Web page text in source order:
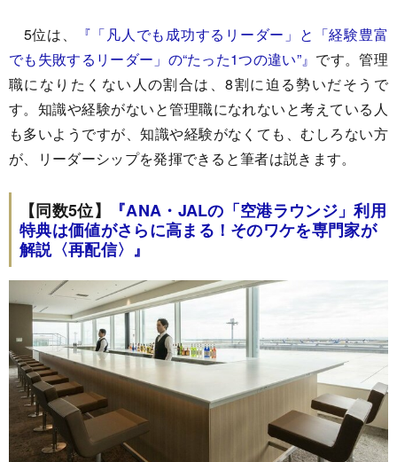
5位は、 『 「凡人でも成功するリーダー」と「経験豊富
でも失敗するリーダー」の“たった1つの違い”』 です。管理
職になりたくない人の割合は、8割に迫る勢いだそうで
す。知識や経験がないと管理職になれないと考えている人
も多いようですが、知識や経験がなくても、むしろない方
が、リーダーシップを発揮できると筆者は説きます。
【同数5位】 『ANA・JALの「空港ラウンジ」利用
特典は価値がさらに高まる！そのワケを専門家が
解説〈再配信〉 』